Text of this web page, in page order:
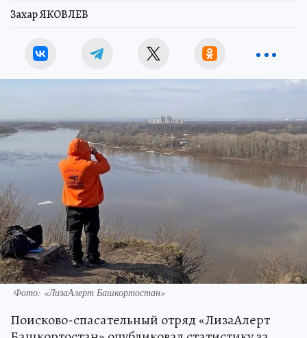
Захар ЯКОВЛЕВ
Фото: «ЛизаАлерт Башкортостан»
Поисково-спасательный отряд «ЛизаАлерт